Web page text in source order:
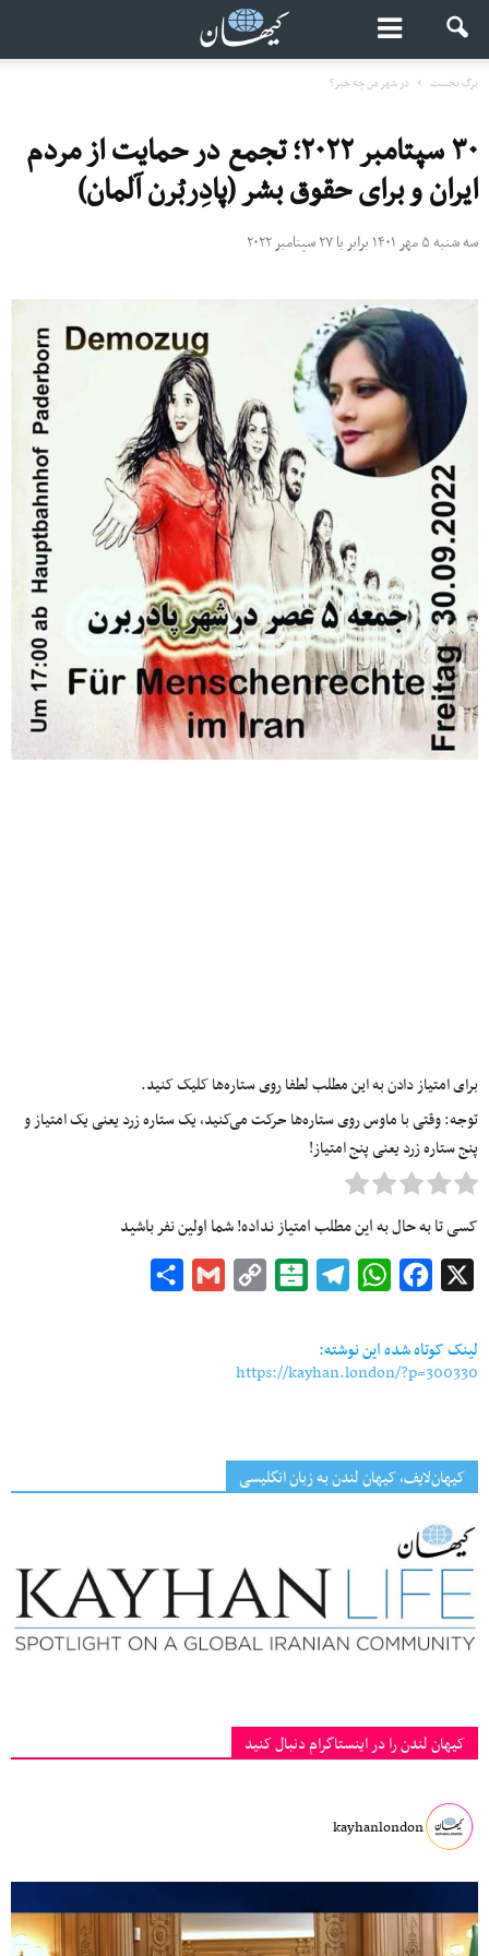
برگ نخست در شهر من چه خبر؟
۳۰ سپتامبر ۲۰۲۲؛ تجمع در حمایت از مردم
ایران و برای حقوق بشر (پادِربُرن آلمان)
سه شنبه ۵ مهر ۱۴۰۱ برابر با ۲۷ سپتامبر ۲۰۲۲
برای امتیاز دادن به این مطلب لطفا روی ستاره‌ها کلیک کنید.
توجه: وقتی با ماوس روی ستاره‌ها حرکت می‌کنید، یک ستاره زرد یعنی یک امتیاز و
پنج ستاره زرد یعنی پنج امتیاز!
کسی تا به حال به این مطلب امتیاز نداده! شما اولین نفر باشید
Facebook
WhatsApp
Telegram
Balatarin
Copy
Gmail
لینک کوتاه شده این نوشته:
https://kayhan.london/?p=300330
کیهان‌لایف، کیهان لندن به زبان انگلیسی
کیهان لندن را در اینستاگرام دنبال کنید
kayhanlondon